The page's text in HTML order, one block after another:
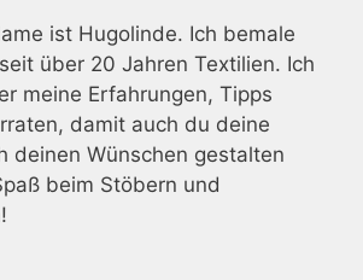
ist Hugolinde. Ich bemale
über 20 Jahren Textilien. Ich
meine Erfahrungen, Tipps
damit auch du deine
deinen Wünschen gestalten
beim Stöbern und